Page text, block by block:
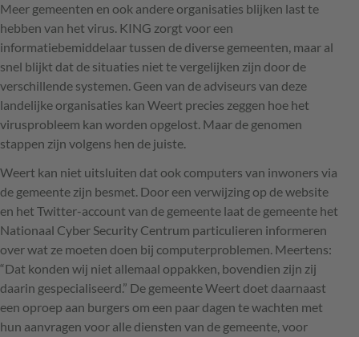
Meer gemeenten en ook andere organisaties blijken last te
hebben van het virus. KING zorgt voor een
informatiebemiddelaar tussen de diverse gemeenten, maar al
snel blijkt dat de situaties niet te vergelijken zijn door de
verschillende systemen. Geen van de adviseurs van deze
landelijke organisaties kan Weert precies zeggen hoe het
virusprobleem kan worden opgelost. Maar de genomen
stappen zijn volgens hen de juiste.
Weert kan niet uitsluiten dat ook computers van inwoners via
de gemeente zijn besmet. Door een verwijzing op de website
en het Twitter-account van de gemeente laat de gemeente het
Nationaal Cyber Security Centrum particulieren informeren
over wat ze moeten doen bij computerproblemen. Meertens:
“Dat konden wij niet allemaal oppakken, bovendien zijn zij
daarin gespecialiseerd.” De gemeente Weert doet daarnaast
een oproep aan burgers om een paar dagen te wachten met
hun aanvragen voor alle diensten van de gemeente, voor